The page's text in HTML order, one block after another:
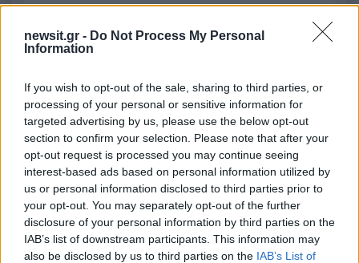
newsit.gr - Do Not Process My Personal
Information
If you wish to opt-out of the sale, sharing to third parties, or
processing of your personal or sensitive information for
targeted advertising by us, please use the below opt-out
section to confirm your selection. Please note that after your
opt-out request is processed you may continue seeing
interest-based ads based on personal information utilized by
us or personal information disclosed to third parties prior to
your opt-out. You may separately opt-out of the further
disclosure of your personal information by third parties on the
IAB’s list of downstream participants. This information may
also be disclosed by us to third parties on the IAB’s List of
2000 /2000
Όροι Χρήσης. Το site προστατεύεται από reCAPTCHA, ισχύουν
Πολιτική Απορρήτου &Όροι Χρήσηςτης Google.
Ελλάδα
ΣΤΑΘΗΣ ΑΓΓΕΛΟΠΟΥΛΟΣ
Share:
Ακολουθήστε το Νewsit.gr στοGoogle News και
ενημερωθείτε πρώτοι για όλη την ειδησεογραφία και τα
τελευταία νέα
της ημέρας